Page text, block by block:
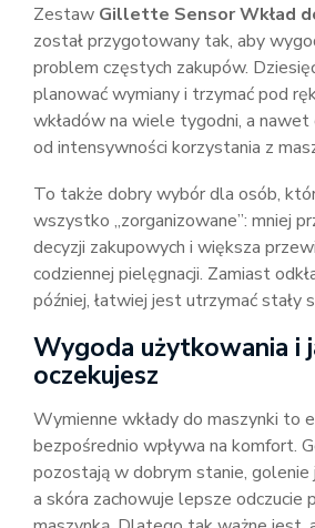
Zestaw Gillette Sensor Wkład
został przygotowany tak, aby
problem częstych zakupów.
planować wymiany i trzymać pod
wkładów na wiele tygodni, a nawet
od intensywności korzystania z
To także dobry wybór dla osób,
wszystko „zorganizowane”: mniej
decyzji zakupowych i większa
codziennej pielęgnacji. Zamiast
później, łatwiej jest utrzymać stały
Wygoda użytkowania i
oczekujesz
Wymienne wkłady do maszynki to
bezpośrednio wpływa na komfort.
pozostają w dobrym stanie,
a skóra zachowuje lepsze odczucie